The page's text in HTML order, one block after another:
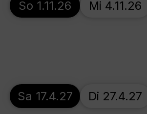
So 1.11.26 Mi 4.11.26
Sa 17.4.27 Di 27.4.27